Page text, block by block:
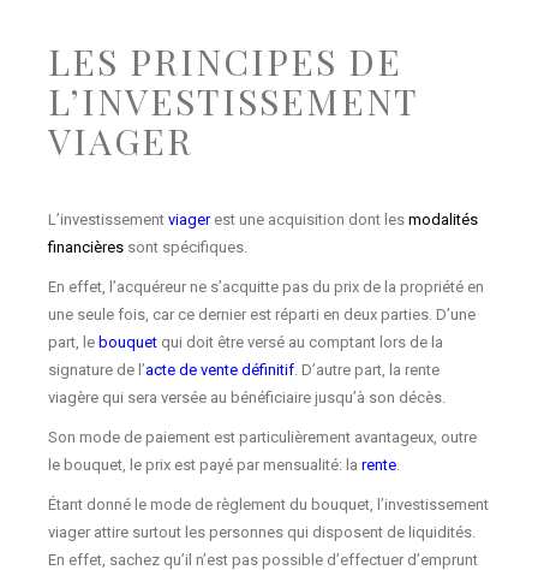
LES PRINCIPES DE
L’INVESTISSEMENT
VIAGER
L’investissementviagerest une acquisition dont lesmodalités
financières sont spécifiques.
En effet, l’acquéreur ne s’acquitte pas du prix de la propriété en
une seule fois, car ce dernier est réparti en deux parties. D’une
part, lebouquet qui doit être versé au comptant lors de la
signature de l’acte de vente définitif . D’autre part, la rente
viagère qui sera versée au bénéficiaire jusqu’à son décès.
Son mode de paiement est particulièrement avantageux, outre
le bouquet, le prix est payé par mensualité: larente
Étant donné le mode de règlement du bouquet, l’investissement
viager attire surtout les personnes qui disposent de liquidités.
En effet, sachez qu’il n’est pas possible d’effectuer d’emprunt